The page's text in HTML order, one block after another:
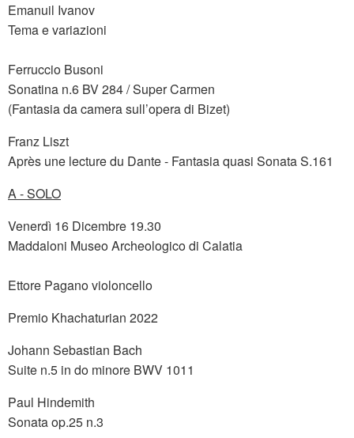
Emanuil Ivanov
Tema e variazioni
Ferruccio Busoni
Sonatina n.6 BV 284 / Super Carmen
(Fantasia da camera sull’opera di Bizet)
Franz Liszt
Après une lecture du Dante - Fantasia quasi Sonata S.161
A - SOLO
Venerdì 16 Dicembre 19.30
Maddaloni Museo Archeologico di Calatia
Ettore Pagano violoncello
Premio Khachaturian 2022
Johann Sebastian Bach
Suite n.5 in do minore BWV 1011
Paul Hindemith
Sonata op.25 n.3